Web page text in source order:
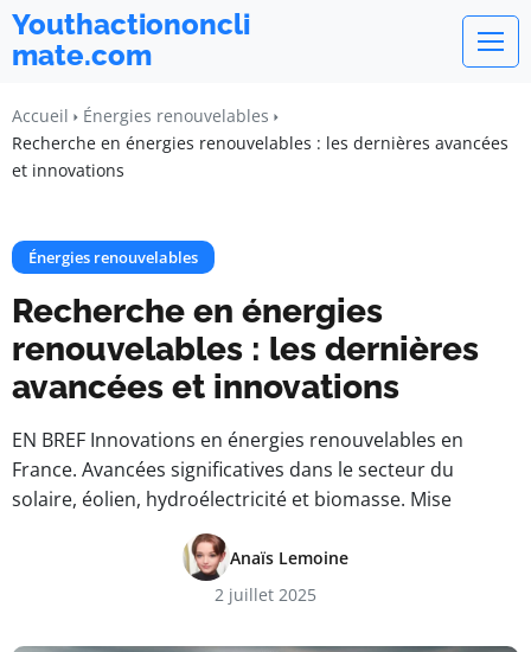
Youthactiononcli
mate.com
Accueil
Énergies renouvelables
Recherche en énergies renouvelables : les dernières avancées
et innovations
Énergies renouvelables
Recherche en énergies
renouvelables : les dernières
avancées et innovations
EN BREF Innovations en énergies renouvelables en
France. Avancées significatives dans le secteur du
solaire, éolien, hydroélectricité et biomasse. Mise
Anaïs Lemoine
2 juillet 2025